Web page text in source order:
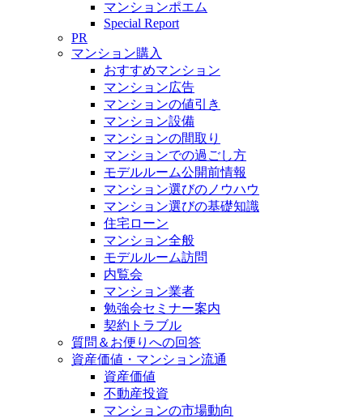
マンションポエム
Special Report
PR
マンション購入
おすすめマンション
マンション広告
マンションの値引き
マンション設備
マンションの間取り
マンションでの過ごし方
モデルルーム公開前情報
マンション選びのノウハウ
マンション選びの基礎知識
住宅ローン
マンション全般
モデルルーム訪問
内覧会
マンション業者
勉強会セミナー案内
契約トラブル
質問＆お便りへの回答
資産価値・マンション流通
資産価値
不動産投資
マンションの市場動向